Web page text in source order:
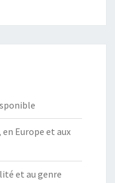
Europe et aux
et au genre